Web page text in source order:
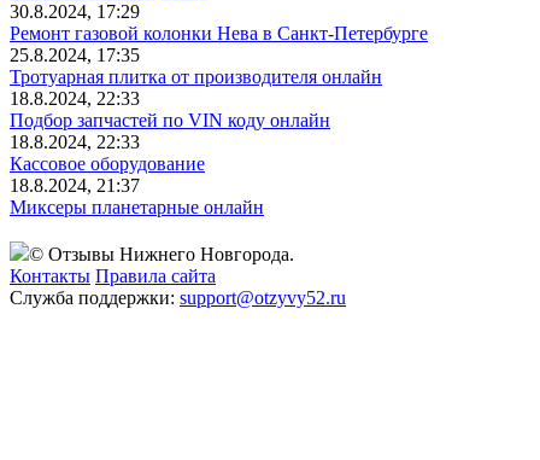
30.8.2024, 17:29
Ремонт газовой колонки Нева в Санкт-Петербурге
25.8.2024, 17:35
Тротуарная плитка от производителя онлайн
18.8.2024, 22:33
Подбор запчастей по VIN коду онлайн
18.8.2024, 22:33
Кассовое оборудование
18.8.2024, 21:37
Миксеры планетарные онлайн
© Отзывы Нижнего Новгорода.
Контакты Правила сайта
Служба поддержки: support@otzyvy52.ru